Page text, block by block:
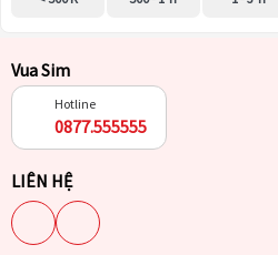
Vua Sim
Hotline
0877.555555
LIÊN HỆ